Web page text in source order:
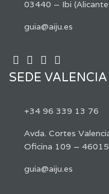
03440 – Ibi
guia@aiju.es
SEDE VALENCIA
+34 96 339 13 76
Avda. Cortes
Oficina 109 – 46015
guia@aiju.es